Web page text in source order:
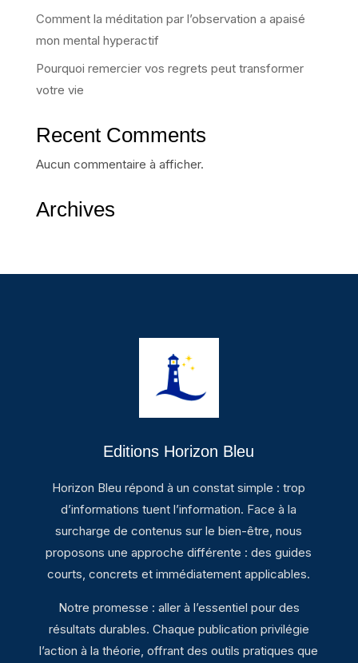
Comment la méditation par l’observation a apaisé
mon mental hyperactif
Pourquoi remercier vos regrets peut transformer
votre vie
Recent Comments
Aucun commentaire à afficher.
Archives
Editions Horizon Bleu
Horizon Bleu répond à un constat simple : trop
d’informations tuent l’information. Face à la
surcharge de contenus sur le bien-être, nous
proposons une approche différente : des guides
courts, concrets et immédiatement applicables.
Notre promesse : aller à l’essentiel pour des
résultats durables. Chaque publication privilégie
l’action à la théorie, offrant des outils pratiques que